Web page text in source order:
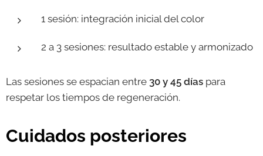
1 sesión: integración inicial del color
2 a 3 sesiones: resultado estable y armonizado
Las sesiones se espacian entre 30 y 45 días para
respetar los tiempos de regeneración.
Cuidados posteriores